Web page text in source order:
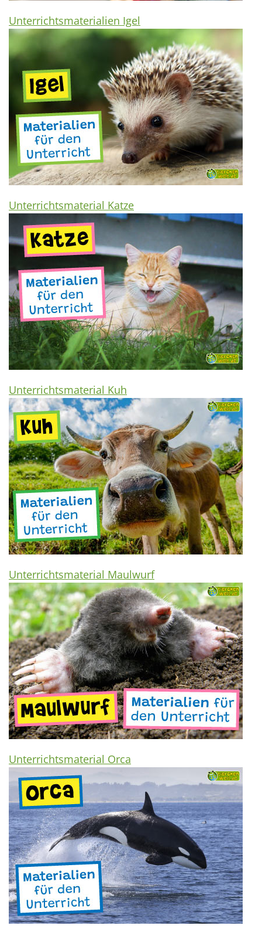
Unterrichtsmaterialien Igel
Unterrichtsmaterial Katze
Unterrichtsmaterial Kuh
Unterrichtsmaterial Maulwurf
Unterrichtsmaterial Orca